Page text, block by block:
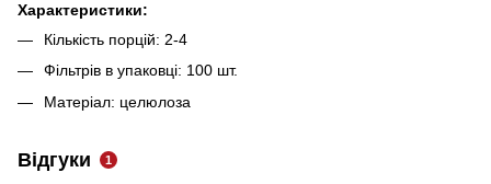
Характеристики:
Кількість порцій: 2-4
Фільтрів в упаковці: 100 шт.
Матеріал: целюлоза
Відгуки 1